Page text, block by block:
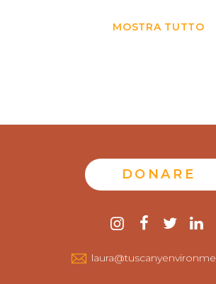
MOSTRA TUTTO
DONARE
instagram